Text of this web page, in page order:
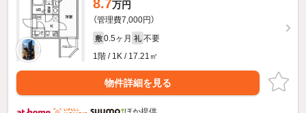
8.7万円
（管理費7,000円）
敷 0.5ヶ月 礼 不要
1階 / 1K / 17.21㎡
物件詳細を見る